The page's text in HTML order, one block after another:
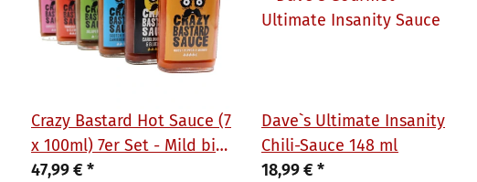
Crazy Bastard Hot Sauce (7
x 100ml) 7er Set - Mild bis
Sehr Scharf
47,99 €*
Dave`s Ultimate Insanity
Chili-Sauce 148 ml
18,99 €*